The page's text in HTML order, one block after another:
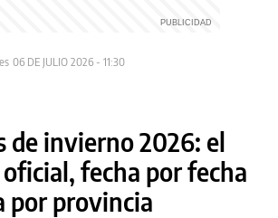
06 DE JULIO 2026 - 11:30
de invierno 2026: el
fecha por fecha
por provincia